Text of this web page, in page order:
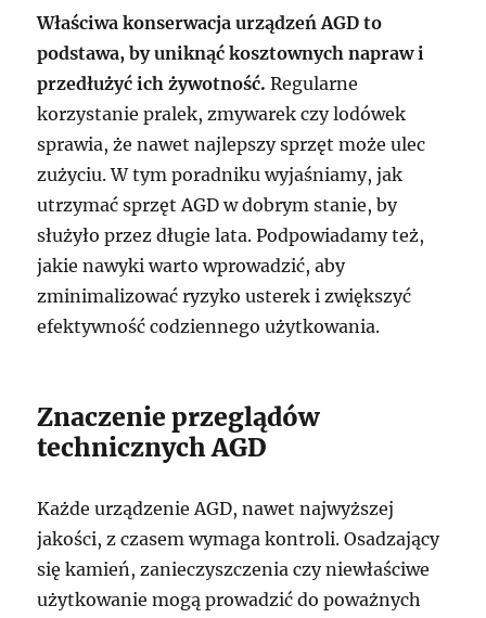
Właściwa konserwacja urządzeń AGD to
podstawa, by uniknąć kosztownych napraw i
przedłużyć ich żywotność. Regularne
korzystanie pralek, zmywarek czy lodówek
sprawia, że nawet najlepszy sprzęt może ulec
zużyciu. W tym poradniku wyjaśniamy, jak
utrzymać sprzęt AGD w dobrym stanie, by
służyło przez długie lata. Podpowiadamy też,
jakie nawyki warto wprowadzić, aby
zminimalizować ryzyko usterek i zwiększyć
efektywność codziennego użytkowania.
Znaczenie przeglądów
technicznych AGD
Każde urządzenie AGD, nawet najwyższej
jakości, z czasem wymaga kontroli. Osadzający
się kamień, zanieczyszczenia czy niewłaściwe
użytkowanie mogą prowadzić do poważnych